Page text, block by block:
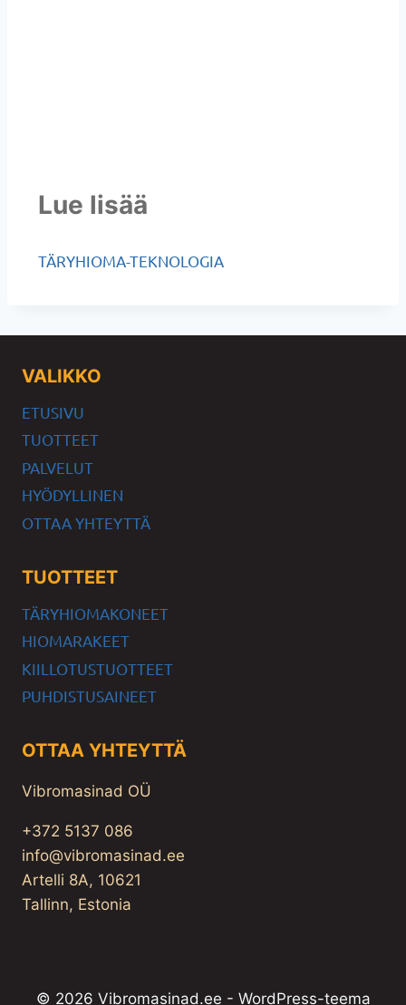
Lue lisää
TÄRYHIOMA-TEKNOLOGIA
VALIKKO
ETUSIVU
TUOTTEET
PALVELUT
HYÖDYLLINEN
OTTAA YHTEYTTÄ
TUOTTEET
TÄRYHIOMAKONEET
HIOMARAKEET
KIILLOTUSTUOTTEET
PUHDISTUSAINEET
OTTAA YHTEYTTÄ
Vibromasinad OÜ
+372 5137 086
info@vibromasinad.ee
Artelli 8A, 10621
Tallinn, Estonia
© 2026 Vibromasinad.ee - WordPress-teema